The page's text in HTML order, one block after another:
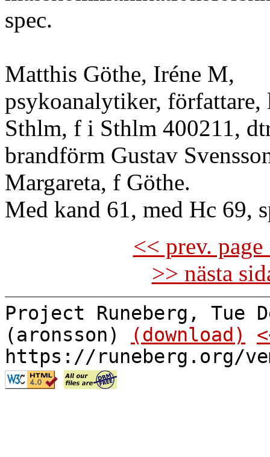
spec.
Matthis Göthe, Iréne M,
psykoanalytiker, författare,
Sthlm, f i Sthlm 400211,
brandförm Gustav
Margareta, f Göthe.
Med kand 61, med Hc 69,
<< prev.
>> nästa
Project Runeberg, Tue
(aronsson)
(download)
https://runeberg.org/